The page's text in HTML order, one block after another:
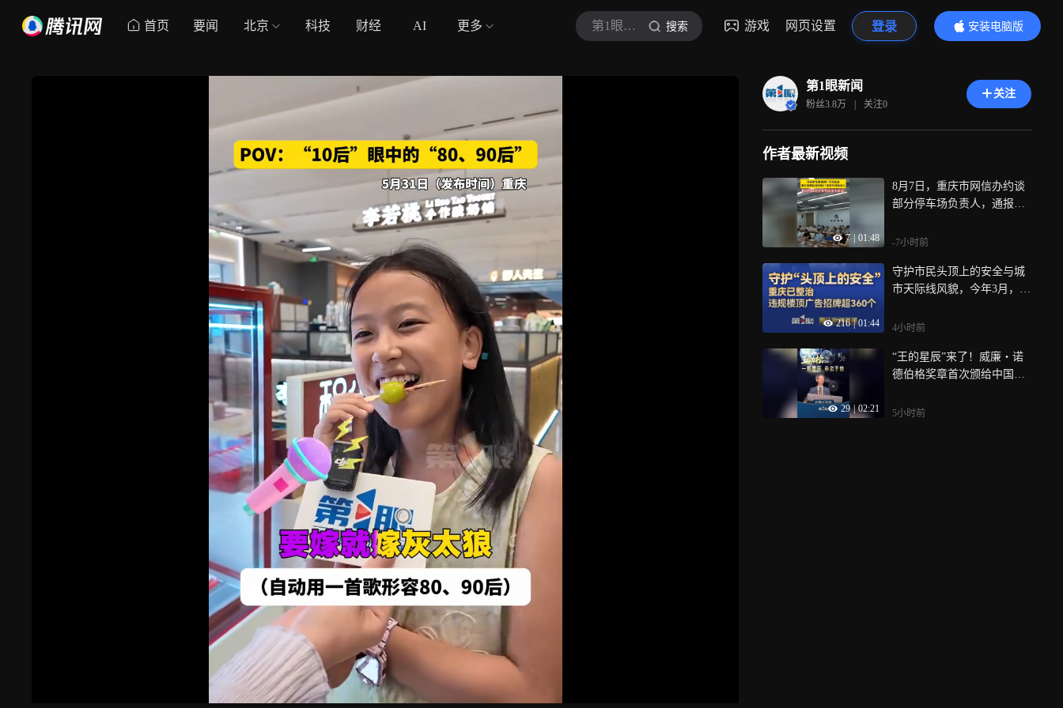
首页 要闻 北京 科技 财经 AI 更多 第1眼新闻 搜索 游戏 网页设置 登录
安装电脑版
内容更精彩
第1眼新闻
粉丝3.8万 | 关注0
关注
作者最新视频
7 01:48
8月7日，重庆市网信办约谈
部分停车场负责人，通报违
法整改
-7小时前
216 | 01:44
守护市民头顶上的安全与城
市天际线风貌，今年3月，我
项整治，截至目前，已整治
4小时前
29 | 02:21
“王的星辰”来了！威廉・诺
德伯格奖章首次颁给中国科
一颗小行星，他让我国的空
5小时前